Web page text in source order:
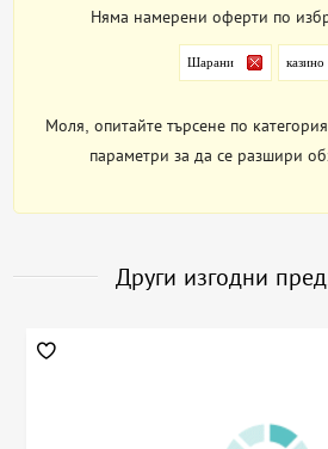
Няма намерени оферти по
Шарани казино
Моля, опитайте търсене по
параметри за да се разшири
Други изгодни